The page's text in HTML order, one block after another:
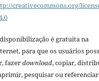
creativecommons.org/
é gratuita na
para que os usuários
fazerdownload, copiar,
pesquisar ou